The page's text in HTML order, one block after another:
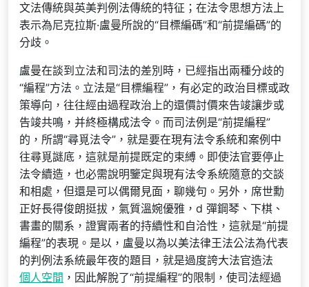
文法傳統與英美判例法傳統的特征；在法令思想方法上
表示為尼克拉斯·盧曼所說的“目標編碼”和“前提編碼”的
分歧。
盧曼在談到立法和司法的差別時，已經指出兩種分歧的
“編程”方法。立法是“目標編程”，有必定的政治目標或政
策導向，往往經由過程政治上的還價討價來告竣讓步或
告竣共鳴，并終極構成法令。而司法例是“前提編程”
的，所謂“尋覓法令”，就是要在現有法令系統和案例中
往尋覓謎底，這就是前提既定的束縛。即使法官要停止
法令續造，也必需說明鑒定與現有法令系統隨意的交談
和相處，但還是可以偶爾見面，聊幾句。另外，席世勳
正好長得俊朗挺拔，氣質溫婉優雅，d 彈鋼琴、下棋、
書畫的關系，證實兩者的持續性和自洽性，這就是“前提
編程”的表現。是以，盧曼以為以美法律王法公法為代表
的判例法系統最年夜的題目，就是過度誇大法官造法
個人空間 ，因此解脫了“前提編程”的限制，使司法經過